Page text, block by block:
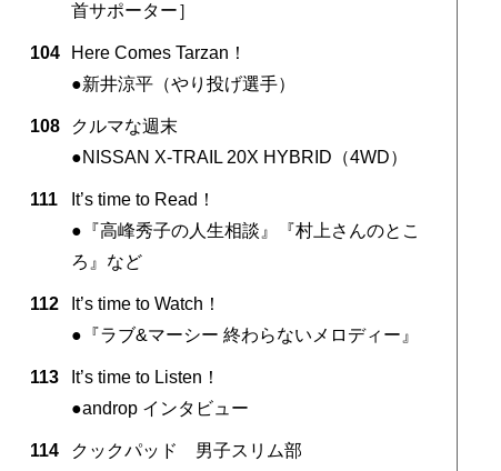
首サポーター］
104
Here Comes Tarzan！
●新井涼平（やり投げ選手）
108
クルマな週末
●NISSAN X-TRAIL 20X HYBRID（4WD）
111
It’s time to Read！
●『高峰秀子の人生相談』『村上さんのとこ
ろ』など
112
It’s time to Watch！
●『ラブ&マーシー 終わらないメロディー』
113
It’s time to Listen！
●androp インタビュー
114
クックパッド 男子スリム部